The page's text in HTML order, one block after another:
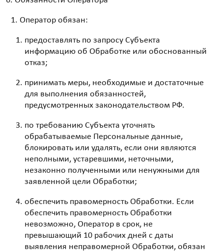
Оператор обязан:
предоставлять по запросу Субъекта
информацию об Обработке или обоснованный
отказ;
принимать меры, необходимые и достаточные
для выполнения обязанностей,
предусмотренных законодательством РФ.
по требованию Субъекта уточнять
обрабатываемые Персональные данные,
блокировать или удалять, если они являются
неполными, устаревшими, неточными,
незаконно полученными или ненужными для
заявленной цели Обработки;
обеспечить правомерность Обработки. Если
обеспечить правомерность Обработки
невозможно, Оператор в срок, не
превышающий 10 рабочих дней с даты
выявления неправомерной Обработки, обязан